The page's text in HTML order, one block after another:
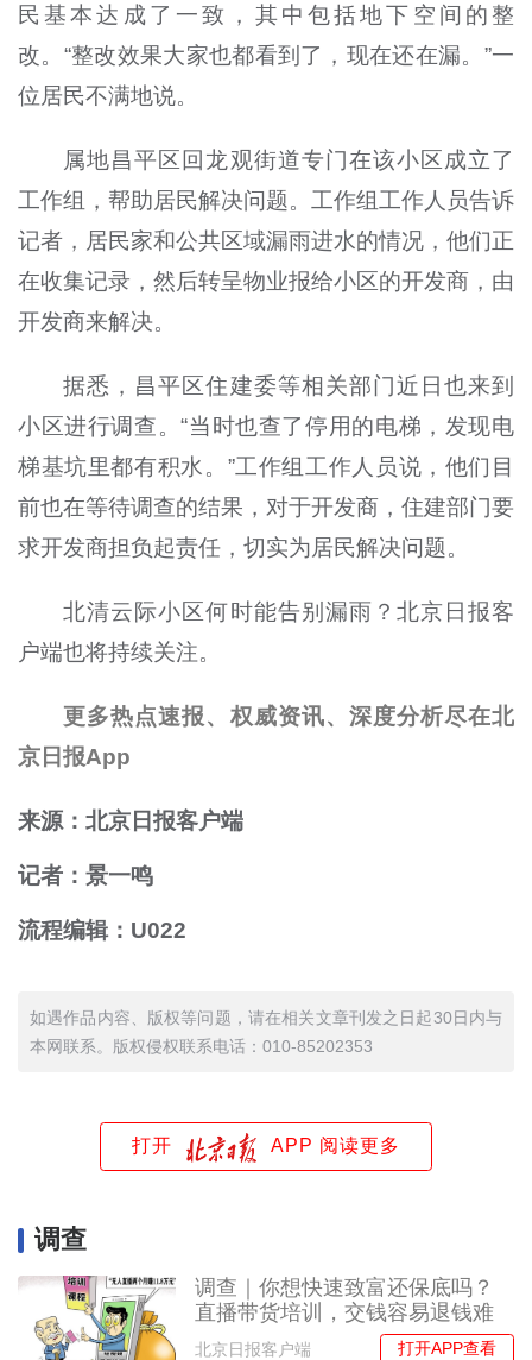
民基本达成了一致，其中包括地下空间的整
改。“整改效果大家也都看到了，现在还在漏。”一
位居民不满地说。
属地昌平区回龙观街道专门在该小区成立了
工作组，帮助居民解决问题。工作组工作人员告诉
记者，居民家和公共区域漏雨进水的情况，他们正
在收集记录，然后转呈物业报给小区的开发商，由
开发商来解决。
据悉，昌平区住建委等相关部门近日也来到
小区进行调查。“当时也查了停用的电梯，发现电
梯基坑里都有积水。”工作组工作人员说，他们目
前也在等待调查的结果，对于开发商，住建部门要
求开发商担负起责任，切实为居民解决问题。
北清云际小区何时能告别漏雨？北京日报客
户端也将持续关注。
更多热点速报、权威资讯、深度分析尽在北
京日报App
来源：北京日报客户端
记者：景一鸣
流程编辑：U022
如遇作品内容、版权等问题，请在相关文章刊发之日起30日内与
本网联系。版权侵权联系电话：010-85202353
打开 APP 阅读更多
调查
调查｜你想快速致富还保底吗？
直播带货培训，交钱容易退钱难
北京日报客户端 打开APP查看